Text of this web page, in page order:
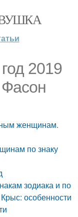
2019
женщинам.
по знаку
зодиака и по
особенности